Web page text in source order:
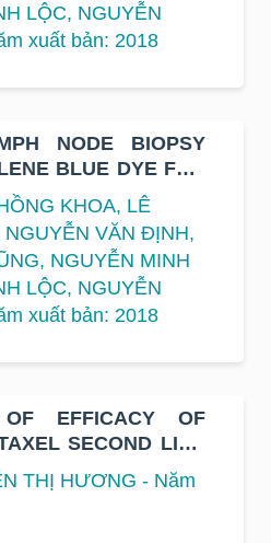
LỘC, NGUYỄN
xuất bản: 2018
NODE BIOPSY
BLUE DYE FOR
CANCER AT
KHOA, LÊ
NGUYỄN VĂN ĐỊNH,
NGUYỄN MINH
LỘC, NGUYỄN
xuất bản: 2018
OF EFFICACY OF
SECOND LINE
ADVANCED NON-
CANCER AT K
THỊ HƯƠNG - Năm